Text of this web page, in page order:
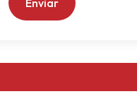
Enviar